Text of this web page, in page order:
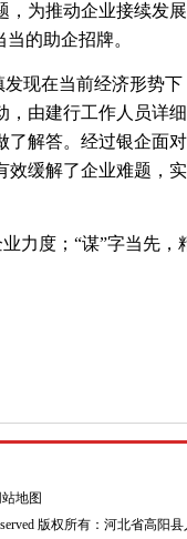
为推动企业接续发
的助企招牌。
现在当前经济形势下
由建行工作人员详
解答。经过银企面
缓解了企业难题，
力度；“谋”字当先
站地图
版权所有：河北省高阳